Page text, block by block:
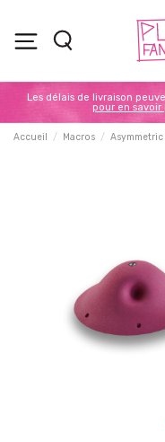
Les délais de livraison
pour en savoir
Accueil Macros